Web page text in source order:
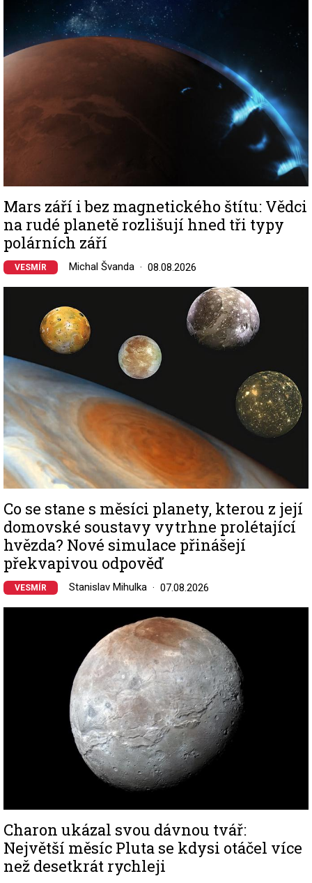
Mars září i bez magnetického štítu: Vědci
na rudé planetě rozlišují hned tři typy
polárních září
VESMÍR Michal Švanda 08.08.2026
Co se stane s měsíci planety, kterou z její
domovské soustavy vytrhne prolétající
hvězda? Nové simulace přinášejí
překvapivou odpověď
VESMÍR Stanislav Mihulka 07.08.2026
Charon ukázal svou dávnou tvář:
Největší měsíc Pluta se kdysi otáčel více
než desetkrát rychleji